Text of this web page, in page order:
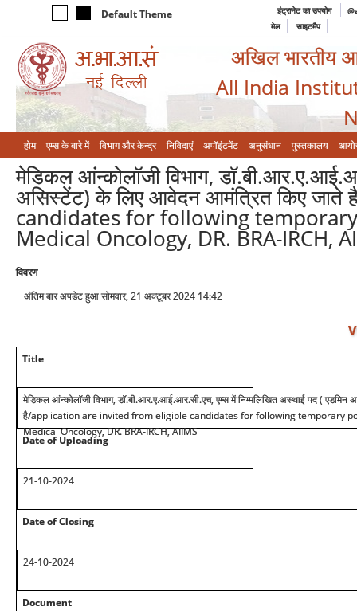
Default Theme इंट्रानेट का उपयोग
मेल
साइटमैप
अखिल भारतीय
All India
होम एम्‍स के बारे में विभाग और केन्‍द्र निविदाएं अपॉइंटमेंट अनुसंधान पुस्तकालय
मेडिकल आंन्कोलॉजी विभाग,
असिस्टेंट) के लिए आवेदन आमंत्रित किए
candidates for following
Medical Oncology, DR. BRA-IRCH,
विवरण
अंतिम बार अपडेट हुआ सोमवार, 21 अक्टूबर 2024 14:42
Title
मेडिकल आंन्कोलॉजी विभाग, डॉ.बी.आर.ए.आई.आर.सी.एच, एम्स में निम्मलिखित अस्थाई पद (एडमिन
है/application are invited from eligible candidates for following temporary
Medical Oncology, DR. BRA-IRCH, AIIMS
Date of Uploading
21-10-2024
Date of Closing
24-10-2024
Document